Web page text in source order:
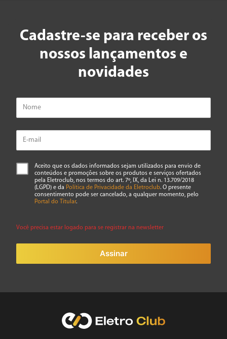
Seu nome
ENVIAR AVALIAÇÃO
Cadastre-se para receber os
nossos lançamentos e
novidades
Aceito que os dados informados sejam utilizados para envio de
conteúdos e promoções sobre os produtos e serviços ofertados
pela Eletroclub, nos termos do art. 7º, IX, da Lei n. 13.709/2018
(LGPD) e da Política de Privacidade da Eletroclub. O presente
consentimento pode ser cancelado, a qualquer momento, pelo
Portal do Titular.
Você precisa estar logado para se registrar na newsletter
Assinar